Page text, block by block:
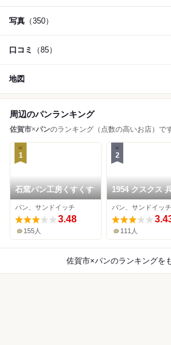
写真 （350）
口コミ （85）
地図
周辺のパンランキング
佐賀市×パンのランキング（点数の高いお店）です
1
石窯パン工房くすくす
パン、サンドイッチ
3.48
155人
2
1954 クスクス
111人
佐賀市×パンのランキングを